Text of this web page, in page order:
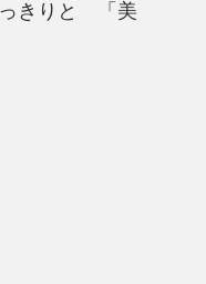
きりと　「美